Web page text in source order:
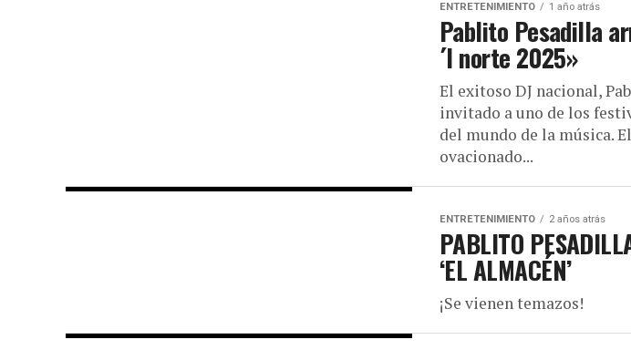
ENTRETENIMIENTO 1 año atrás
Pablito Pesadilla
´l norte 2025»
El exitoso DJ nacional,
invitado a uno de los
del mundo de la música.
ovacionado...
ENTRETENIMIENTO 2 años atrás
PABLITO
‘EL ALMACÉN’
¡Se vienen temazos!